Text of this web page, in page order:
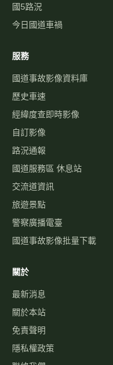
國5路況
今日國道車禍
服務
國道事故影像資料庫
歷史車速
經緯度查即時影像
自訂影像
路況通報
國道服務區 休息站
交流道資訊
旅遊景點
警察廣播電臺
國道事故影像批量下載
關於
最新消息
關於本站
免責聲明
隱私權政策